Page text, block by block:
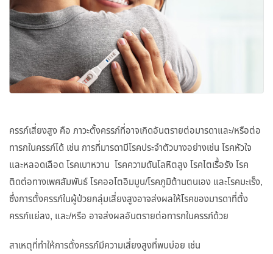
ครรภ์เสี่ยงสูง คือ ภาวะตั้งครรภ์ที่อาจเกิดอันตรายต่อมารดาและ/หรือต่อ
ทารกในครรภ์ได้ เช่น การที่มารดามีโรคประจำตัวบางอย่างเช่น โรคหัวใจ
และหลอดเลือด โรคเบาหวาน โรคความดันโลหิตสูง โรคไตเรื้อรัง โรค
ติดต่อทางเพศสัมพันธ์ โรคออโตอิมมูน/โรคภูมิต้านตนเอง และโรคมะเร็ง,
ซึ่งการตั้งครรภ์ในผู้ป่วยกลุ่มเสี่ยงสูงอาจส่งผลให้โรคของมารดาที่ตั้ง
ครรภ์แย่ลง, และ/หรือ อาจส่งผลอันตรายต่อทารกในครรภ์ด้วย
สาเหตุที่ทำให้การตั้งครรภ์มีความเสี่ยงสูงที่พบบ่อย เช่น